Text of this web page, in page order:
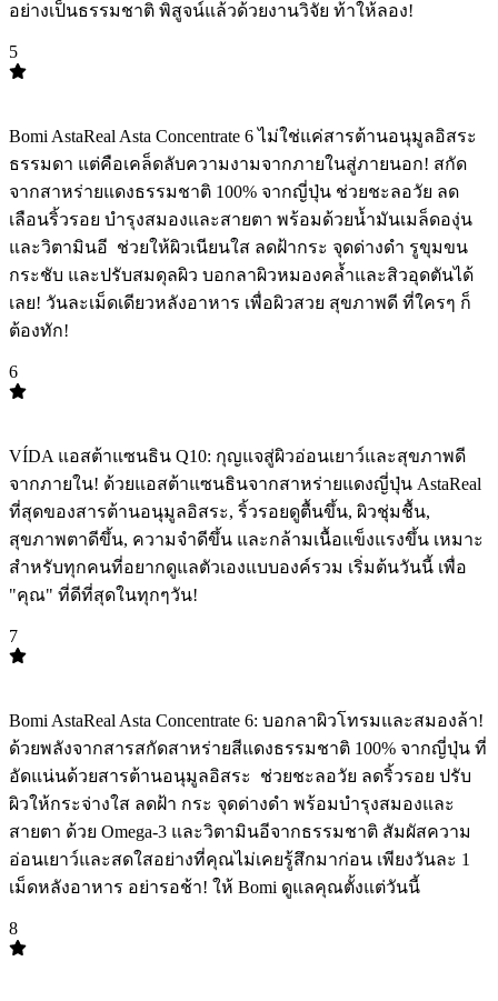
อย่างเป็นธรรมชาติ พิสูจน์แล้วด้วยงานวิจัย ท้าให้ลอง!
5
Bomi AstaReal Asta Concentrate 6 ไม่ใช่แค่สารต้านอนุมูลอิสระ
ธรรมดา แต่คือเคล็ดลับความงามจากภายในสู่ภายนอก! สกัด
จากสาหร่ายแดงธรรมชาติ 100% จากญี่ปุ่น ช่วยชะลอวัย ลด
เลือนริ้วรอย บำรุงสมองและสายตา พร้อมด้วยน้ำมันเมล็ดองุ่น
และวิตามินอี ️ ช่วยให้ผิวเนียนใส ลดฝ้ากระ จุดด่างดำ รูขุมขน
กระชับ และปรับสมดุลผิว บอกลาผิวหมองคล้ำและสิวอุดตันได้
เลย! วันละเม็ดเดียวหลังอาหาร เพื่อผิวสวย สุขภาพดี ที่ใครๆ ก็
ต้องทัก!
6
VÍDA แอสต้าแซนธิน Q10: กุญแจสู่ผิวอ่อนเยาว์และสุขภาพดี
จากภายใน! ด้วยแอสต้าแซนธินจากสาหร่ายแดงญี่ปุ่น AstaReal
ที่สุดของสารต้านอนุมูลอิสระ, ริ้วรอยดูตื้นขึ้น, ผิวชุ่มชื้น,
สุขภาพตาดีขึ้น, ความจำดีขึ้น และกล้ามเนื้อแข็งแรงขึ้น เหมาะ
สำหรับทุกคนที่อยากดูแลตัวเองแบบองค์รวม เริ่มต้นวันนี้ เพื่อ
"คุณ" ที่ดีที่สุดในทุกๆวัน!
7
Bomi AstaReal Asta Concentrate 6: บอกลาผิวโทรมและสมองล้า!
ด้วยพลังจากสารสกัดสาหร่ายสีแดงธรรมชาติ 100% จากญี่ปุ่น ที่
อัดแน่นด้วยสารต้านอนุมูลอิสระ ️ ช่วยชะลอวัย ลดริ้วรอย ปรับ
ผิวให้กระจ่างใส ลดฝ้า กระ จุดด่างดำ พร้อมบำรุงสมองและ
สายตา ด้วย Omega-3 และวิตามินอีจากธรรมชาติ สัมผัสความ
อ่อนเยาว์และสดใสอย่างที่คุณไม่เคยรู้สึกมาก่อน เพียงวันละ 1
เม็ดหลังอาหาร อย่ารอช้า! ให้ Bomi ดูแลคุณตั้งแต่วันนี้
8